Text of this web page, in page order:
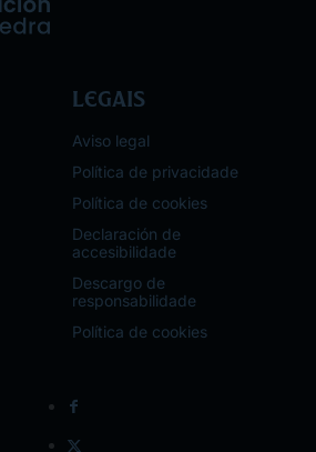
Legais
Aviso legal
Política de privacidade
Política de cookies
Declaración de
accesibilidade
Descargo de
responsabilidade
Política de cookies